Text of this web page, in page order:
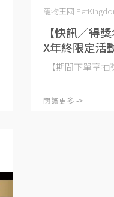
【快訊／得
X年終限定活
說明
寵物王國
【期間下單享
閱讀更多 ->